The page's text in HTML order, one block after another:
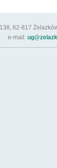
62-817 Żelazków
e-mail: